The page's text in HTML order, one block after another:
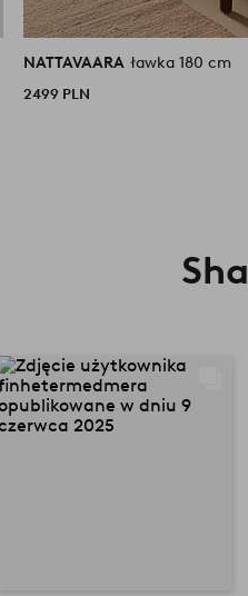
NATTAVAARA ławka 180 cm
2499 PLN